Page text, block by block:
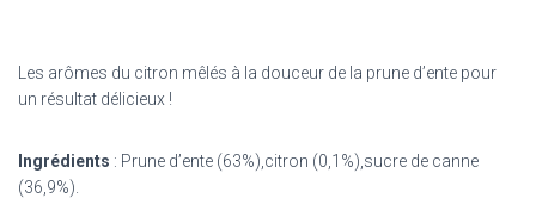
Les arômes du citron mêlés à la douceur de la prune d’ente pour
un résultat délicieux !
Ingrédients : Prune d’ente (63%),citron (0,1%),sucre de canne
(36,9%).